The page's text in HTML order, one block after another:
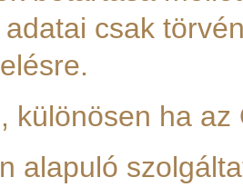
csak
különösen ha
alapuló